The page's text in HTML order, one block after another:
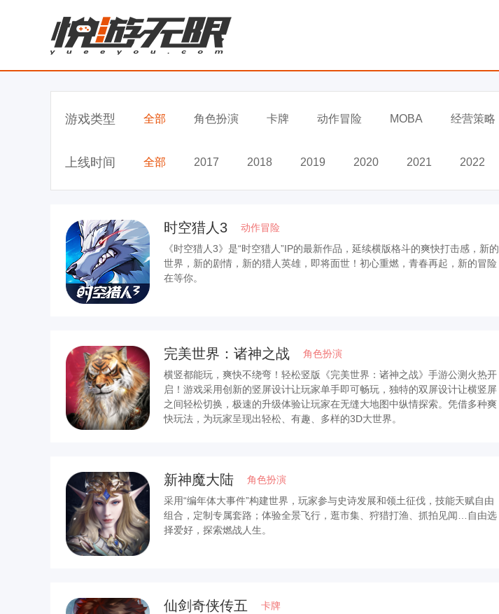
游戏类型 全部 角色扮演 卡牌 动作冒险 MOBA 经营策略
上线时间 全部 2017 2018 2019 2020 2021 2022
时空猎人3
动作冒险
《时空猎人3》是“时空猎人”IP的最新作品，延续横版格斗的爽快打击感，新的
世界，新的剧情，新的猎人英雄，即将面世！初心重燃，青春再起，新的冒险
在等你。
完美世界：诸神之战
角色扮演
横竖都能玩，爽快不绕弯！轻松竖版《完美世界：诸神之战》手游公测火热开
启！游戏采用创新的竖屏设计让玩家单手即可畅玩，独特的双屏设计让横竖屏
之间轻松切换，极速的升级体验让玩家在无缝大地图中纵情探索。凭借多种爽
快玩法，为玩家呈现出轻松、有趣、多样的3D大世界。
新神魔大陆
角色扮演
采用“编年体大事件”构建世界，玩家参与史诗发展和领土征伐，技能天赋自由
组合，定制专属套路；体验全景飞行，逛市集、狩猎打渔、抓拍见闻…自由选
择爱好，探索燃战人生。
仙剑奇侠传五
卡牌